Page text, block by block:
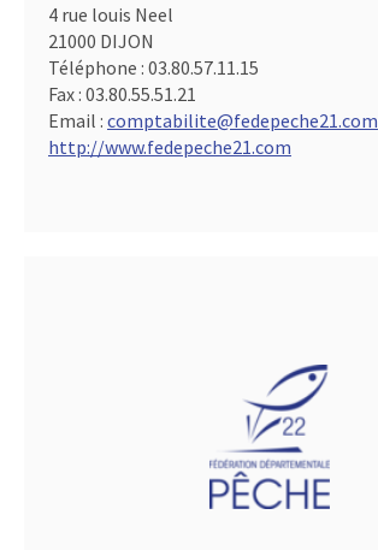
4 rue louis Neel
21000 DIJON
Téléphone : 03.80.57.11.15
Fax : 03.80.55.51.21
Email : comptabilite@fedepeche21.com
http://www.fedepeche21.com